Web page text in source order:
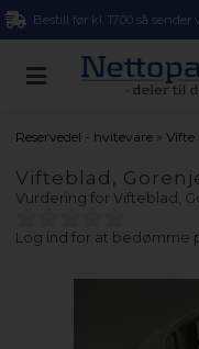
Bestill før kl. 17.00 så sender
Reservedel - hvitevare »Vifte
Vifteblad,
Vurdering forVifteblad,
Log ind for at bedømme